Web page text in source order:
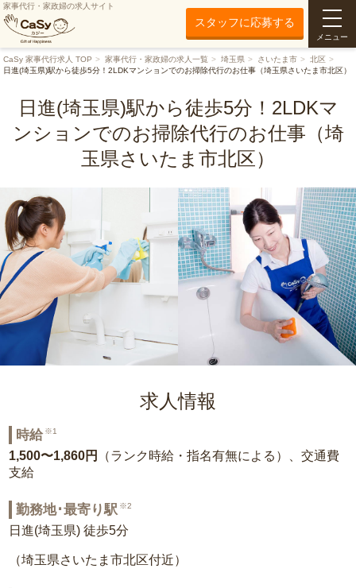
家事代行・家政婦の求人サイト
スタッフに応募する
メニュー
CaSy 家事代行求人 TOP 家事代行・家政婦の求人一覧 埼玉県 さいたま市
北区
日進(埼玉県)駅から徒歩5分！2LDKマンションでのお掃除代行のお仕事（埼玉県さいたま市北区）
日進(埼玉県)駅から徒歩5分！2LDKマ
ンションでのお掃除代行のお仕事（埼
玉県さいたま市北区）
求人情報
時給 ※1
1,500〜1,860円
（ランク時給・指名有無による）、交通費
支給
勤務地･最寄り駅 ※2
日進(埼玉県) 徒歩5分
（埼玉県さいたま市北区付近）